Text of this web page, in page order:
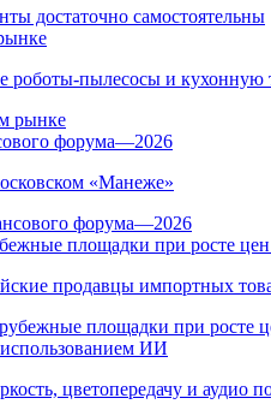
роботы-пылесосы и кухонную
форума—2026
«Манеже»
площадки при росте
продавцы импортных
ИИ
цветопередачу и аудио